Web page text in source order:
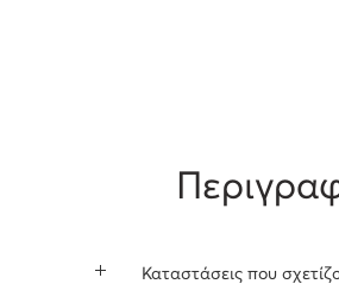
Καταστάσεις που